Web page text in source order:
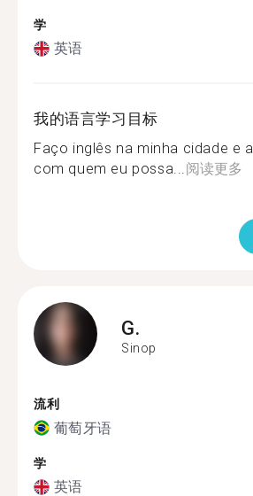
学
英语
我的语言学习目标
Faço inglês na minha cidade e
com quem eu possa...阅读更多
G.
Sinop
流利
葡萄牙语
学
英语